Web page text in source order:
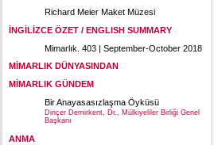
Richard Meier Maket Müzesi
İNGİLİZCE ÖZET / ENGLISH SUMMARY
Mimarlık. 403 | September-October 2018
MİMARLIK DÜNYASINDAN
MİMARLIK GÜNDEM
Bir Anayasasızlaşma Öyküsü
Dinçer Demirkent, Dr., Mülkiyeliler Birliği Genel
Başkanı
ANMA